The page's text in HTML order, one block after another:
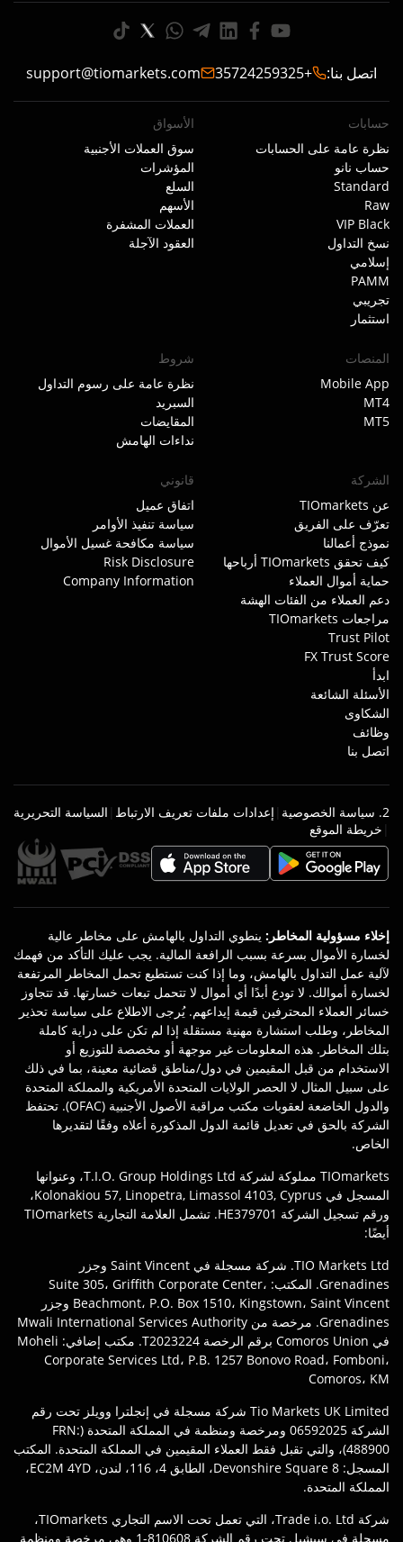
اتصل بنا:
+35724259325
support@tiomarkets.com
حسابات
نظرة عامة على الحسابات
حساب نانو
Standard
Raw
VIP Black
نسخ التداول
إسلامي
PAMM
تجريبي
استثمار
الأسواق
سوق العملات الأجنبية
المؤشرات
السلع
الأسهم
العملات المشفرة
العقود الآجلة
المنصات
Mobile App
MT4
MT5
شروط
نظرة عامة على رسوم التداول
السبريد
المقايضات
نداءات الهامش
الشركة
عن TIOmarkets
تعرّف على الفريق
نموذج أعمالنا
كيف تحقق TIOmarkets أرباحها
حماية أموال العملاء
دعم العملاء من الفئات الهشة
مراجعات TIOmarkets
Trust Pilot
FX Trust Score
ابدأ
الأسئلة الشائعة
الشكاوى
وظائف
اتصل بنا
قانوني
اتفاق عميل
سياسة تنفيذ الأوامر
سياسة مكافحة غسيل الأموال
Risk Disclosure
Company Information
2. سياسة الخصوصية | إعدادات ملفات تعريف الارتباط | السياسة التحريرية
| خريطة الموقع
إخلاء مسؤولية المخاطر : ينطوي التداول بالهامش على مخاطر عالية
لخسارة الأموال بسرعة بسبب الرافعة المالية. يجب عليك التأكد من فهمك
لآلية عمل التداول بالهامش، وما إذا كنت تستطيع تحمل المخاطر المرتفعة
لخسارة أموالك. لا تودع أبدًا أي أموال لا تتحمل تبعات خسارتها. قد تتجاوز
خسائر العملاء المحترفين قيمة إيداعهم. يُرجى الاطلاع على سياسة تحذير
المخاطر، وطلب استشارة مهنية مستقلة إذا لم تكن على دراية كاملة
بتلك المخاطر. هذه المعلومات غير موجهة أو مخصصة للتوزيع أو
الاستخدام من قبل المقيمين في دول/مناطق قضائية معينة، بما في ذلك
على سبيل المثال لا الحصر الولايات المتحدة الأمريكية والمملكة المتحدة
والدول الخاضعة لعقوبات مكتب مراقبة الأصول الأجنبية (OFAC). تحتفظ
الشركة بالحق في تعديل قائمة الدول المذكورة أعلاه وفقًا لتقديرها
الخاص.
TIOmarkets مملوكة لشركة T.I.O. Group Holdings Ltd، وعنوانها
المسجل في Kolonakiou 57, Linopetra, Limassol 4103, Cyprus،
ورقم تسجيل الشركة HE379701. تشمل العلامة التجارية TIOmarkets
أيضًا:
TIO Markets Ltd. شركة مسجلة في Saint Vincent وجزر
Grenadines. المكتب: Suite 305، Griffith Corporate Center،
Beachmont، P.O. Box 1510، Kingstown، Saint Vincent وجزر
Grenadines. مرخصة من Mwali International Services Authority
في Comoros Union برقم الرخصة T2023224. مكتب إضافي: Moheli
Corporate Services Ltd، P.B. 1257 Bonovo Road، Fomboni،
Comoros، KM
Tio Markets UK Limited شركة مسجلة في إنجلترا وويلز تحت رقم
الشركة 06592025 ومرخصة ومنظمة في المملكة المتحدة (FRN:
488900)، والتي تقبل فقط العملاء المقيمين في المملكة المتحدة. المكتب
المسجل: 8 Devonshire Square، الطابق 4، 116، لندن، EC2M 4YD،
المملكة المتحدة.
شركة Trade i.o. Ltd، التي تعمل تحت الاسم التجاري TIOmarkets،
مسجلة في سيشيل تحت رقم الشركة 810608-1 وهي مرخصة ومنظمة